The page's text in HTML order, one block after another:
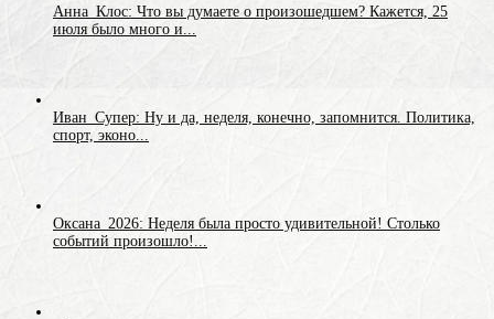
Анна_Клос: Что вы думаете о произошедшем? Кажется, 25
июля было много и...
Иван_Супер: Ну и да, неделя, конечно, запомнится. Политика,
спорт, эконо...
Оксана_2026: Неделя была просто удивительной! Столько
событий произошло!...